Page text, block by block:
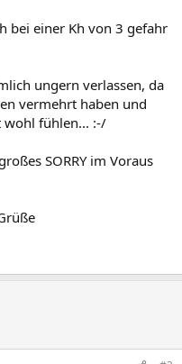
bei einer Kh von 3 gefahr
ungern verlassen, da
vermehrt haben und
wohl fühlen... :-/
SORRY im Voraus